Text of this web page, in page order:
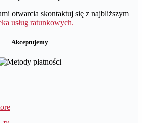
otwarcia skontaktuj się z najbliższym
usług ratunkowych.
Akceptujemy